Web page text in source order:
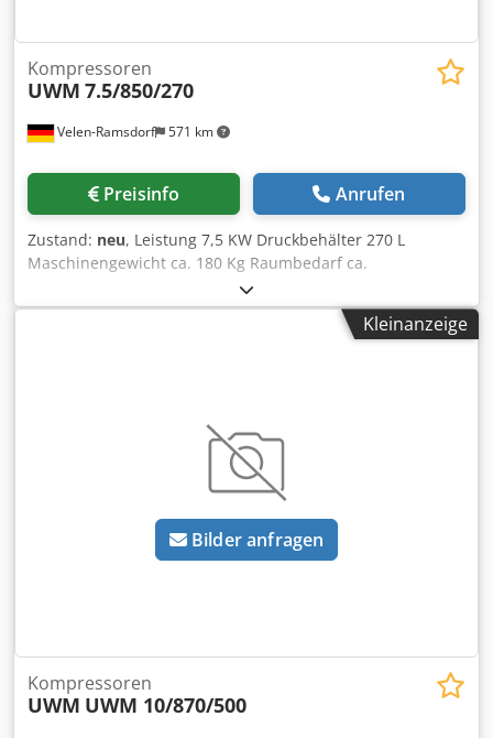
Velen-Ramsdorf 571 km
Kompressoren
UWM 7.5/850/270
Preisinfo Anrufen
Zustand: neu, Leistung 7,5 KW Druckbehälter 270 L
Maschinengewicht ca. 180 Kg Raumbedarf ca.
1700x600x1270 mm Förderdruck 10 bar Literleistung 850
l/min Anschlußspannung 400 V Der UWM 7.5 / 850/270 K30
+ Startbox mit K30-Pumpe, Keilriemenantrieb, eignet sich
Startspannung zu erhalten (um Spitzenspannungen zu
Kleinanzeige
Bilder anfragen
Kompressoren
UWM UWM 10/870/500